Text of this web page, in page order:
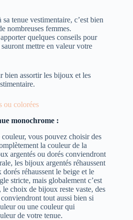
tenue vestimentaire, c’est bien
nombreuses femmes.
quelques conseils pour
mettre en valeur votre
bien assortir les bijoux et les
ou colorées
monochrome :
couleur, vous pouvez choisir des
la couleur de la
argentés ou dorés conviendront
les bijoux argentés réhaussent
réhaussent le beige et le
stricte, mais globalement c’est
choix de bijoux reste vaste, des
tout aussi bien si
ou une couleur qui
de votre tenue.